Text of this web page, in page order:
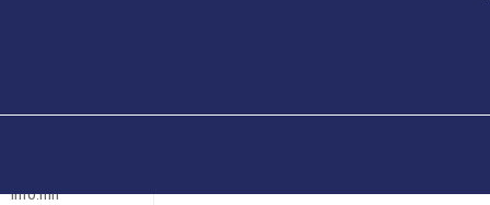
Эрх зүй
info.mn